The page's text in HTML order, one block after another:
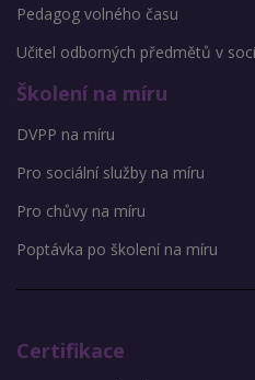
Pedagog volného času
Učitel odborných předmětů v
Školení na míru
DVPP na míru
Pro sociální služby na míru
Pro chůvy na míru
Poptávka po školení na míru
Certifikace